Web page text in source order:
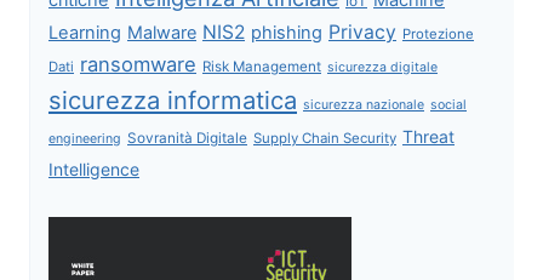
Learning Malware NIS2 phishing Privacy Protezione
Dati ransomware Risk Management sicurezza digitale
sicurezza informatica sicurezza nazionale social
engineering Sovranità Digitale Supply Chain Security Threat
Intelligence